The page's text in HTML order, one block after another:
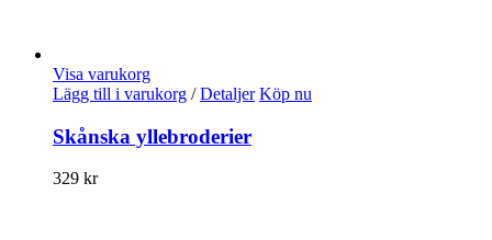
Visa varukorg
Lägg till i varukorg / Detaljer Köp nu
Skånska yllebroderier
329 kr